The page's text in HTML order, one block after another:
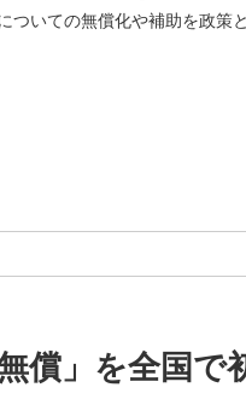
いての無償化や補助を政策
償」を全国で